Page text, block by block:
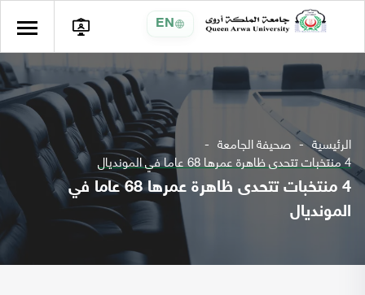
EN
الرئيسية صحيفة الجامعة
4 منتخبات تتحدى ظاهرة عمرها 68 عاما في المونديال
4 منتخبات تتحدى ظاهرة عمرها 68 عاما في
المونديال